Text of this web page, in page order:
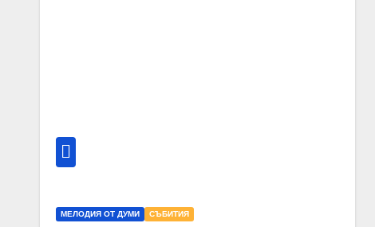
МЕЛОДИЯ ОТ ДУМИ СЪБИТИЯ